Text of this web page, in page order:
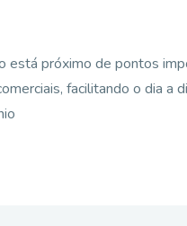
está próximo de pontos
facilitando o dia a